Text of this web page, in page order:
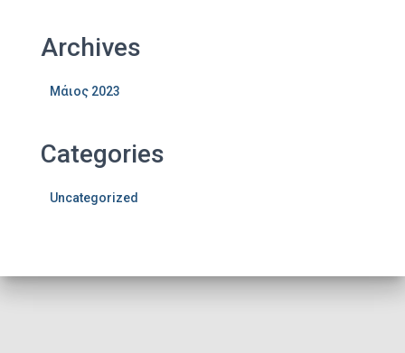
Archives
Μάιος 2023
Categories
Uncategorized